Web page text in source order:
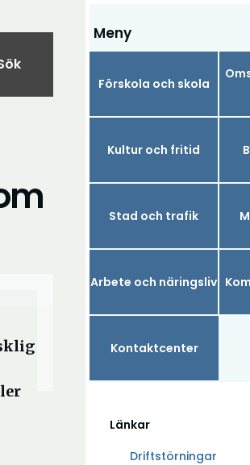
Meny
Förskola och skola
Kultur och fritid
Stad och trafik
Arbete och näringsliv
Kontaktcenter
Länkar
Driftstörningar